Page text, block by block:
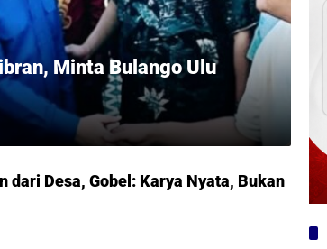
Minta Bulango Ulu
dari Desa, Gobel: Karya Nyata, Bukan